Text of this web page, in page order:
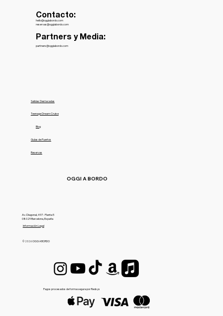
OGGI A BORDO
Av. Diagonal, 497 - Planta 5
08029 Barcelona, España
Información Legal
© 2026 OGGI A BORDO
Salidas Destacadas
Teenage Dream Cruise
Guías de Puertos
Blog
Reservas
Contacto:
hello@oggiabordo.com
reservas@oggiabordo.com
Partners y Media:
partners@oggiabordo.com
Pagos procesados de forma segura por Redsys